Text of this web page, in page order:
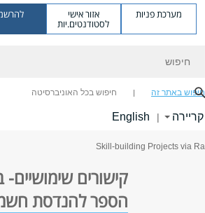
מערכת פניות אזור אישי
לסטודנטים.יות
חיפוש באתר זה חיפוש בכל האוניברסיטה
קריירה |
English
קישורים שימושיים-
הספר להנדסת